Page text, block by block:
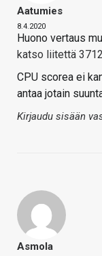
Aatumies
8.4.2020
Huono vertaus
katso liitettä
CPU scorea ei
antaa jotain
Kirjaudu sisään
Asmola